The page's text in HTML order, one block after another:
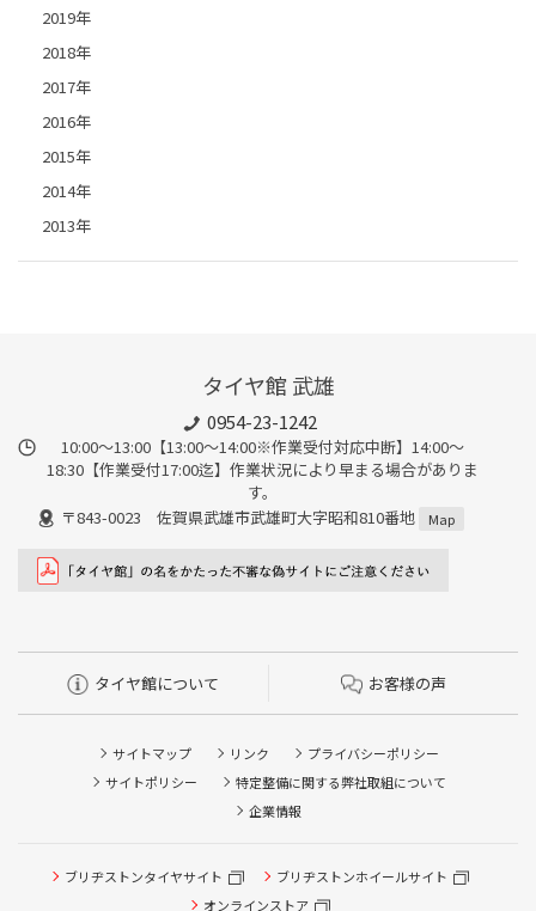
2019年
2018年
2017年
2016年
2015年
2014年
2013年
タイヤ館 武雄
0954-23-1242
10:00～13:00【13:00～14:00※作業受付対応中断】14:00～
18:30【作業受付17:00迄】作業状況により早まる場合がありま
す。
〒843-0023 佐賀県武雄市武雄町大字昭和810番地
Map
タイヤ館について お客様の声
サイトマップ リンク
プライバシーポリシー
サイトポリシー
特定整備に関する弊社取組について
企業情報
ブリヂストンタイヤサイト
ブリヂストンホイールサイト
オンラインストア
タイヤ点検・安全点検/タイヤ履き替え/オイル交換/その他
ピット作業の予約